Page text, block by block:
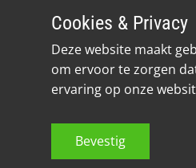
Realisatie:
Cookies & Privacy
Deze website maakt
om ervoor te zorgen
ervaring op onze
Bevestig